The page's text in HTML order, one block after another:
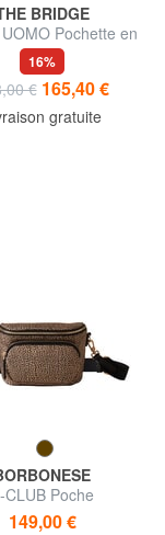
BRIDGE
UOMO Pochette en
pour homme
16%
€ 165,40 €
gratuite
CLUB Poche
149,00 €